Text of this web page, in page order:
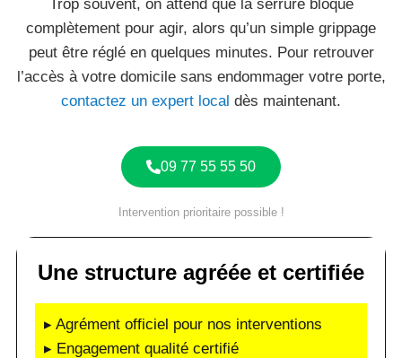
Trop souvent, on attend que la serrure bloque
complètement pour agir, alors qu’un simple grippage
peut être réglé en quelques minutes. Pour retrouver
l’accès à votre domicile sans endommager votre porte,
contactez un expert local dès maintenant.
09 77 55 55 50
Intervention prioritaire possible !
Une structure agréée et certifiée
▸ Agrément officiel pour nos interventions
▸ Engagement qualité certifié